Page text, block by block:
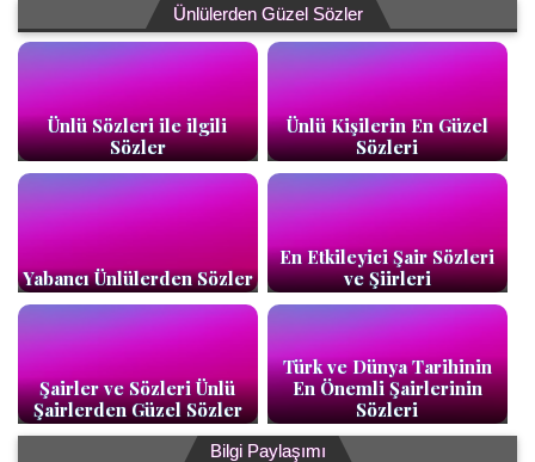
Ünlülerden Güzel Sözler
Ünlü Sözleri ile ilgili
Sözler
Ünlü Kişilerin En Güzel
Sözleri
Yabancı Ünlülerden Sözler
En Etkileyici Şair Sözleri
ve Şiirleri
Şairler ve Sözleri Ünlü
Şairlerden Güzel Sözler
Türk ve Dünya Tarihinin
En Önemli Şairlerinin
Sözleri
Bilgi Paylaşımı